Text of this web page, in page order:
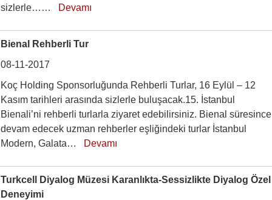
sizlerle……
Devamı
Bienal Rehberli Tur
08-11-2017
Koç Holding Sponsorluğunda Rehberli Turlar, 16 Eylül – 12
Kasım tarihleri arasında sizlerle buluşacak.15. İstanbul
Bienali’ni rehberli turlarla ziyaret edebilirsiniz. Bienal süresince
devam edecek uzman rehberler eşliğindeki turlar İstanbul
Modern, Galata…
Devamı
Turkcell Diyalog Müzesi Karanlıkta-Sessizlikte Diyalog Özel
Deneyimi